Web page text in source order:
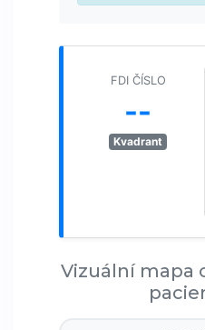
FDI ČÍSLO
--
Kvadrant
Vizuální mapa